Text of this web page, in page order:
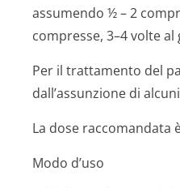
assumendo ½ – 2
compresse, 3–4 volte al
Per il trattamento del
dall’assunzione di
La dose raccomandata
Modo d’uso